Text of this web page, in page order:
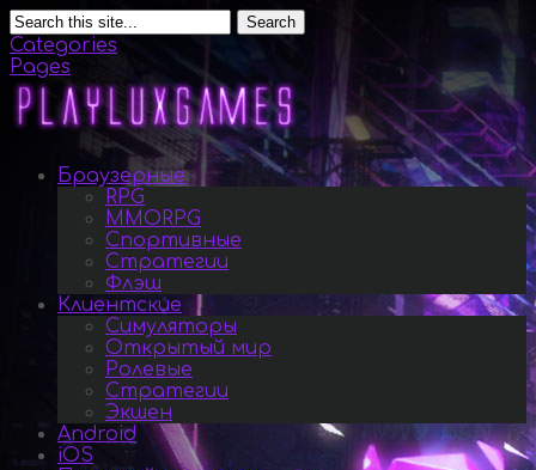
Search
Categories
Pages
Браузерные
RPG
MMORPG
Спортивные
Стратегии
Флэш
Клиентские
Симуляторы
Открытый мир
Ролевые
Стратегии
Экшен
Android
iOS